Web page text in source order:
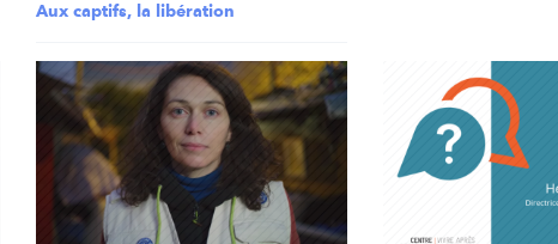
Aux captifs, la libération